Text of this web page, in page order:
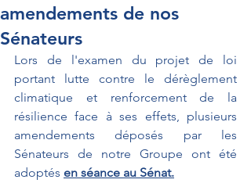
amendements de nos
Sénateurs
portant lutte contre le dérèglement
climatique et renforcement de la
résilience face à ses effets, plusieurs
amendements déposés par les
Sénateurs de notre Groupe ont été
adoptés en séance au Sénat.